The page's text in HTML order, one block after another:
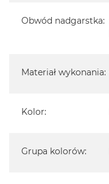
Obwód nadgarstka:
Materiał wykonania:
Kolor:
Grupa kolorów: